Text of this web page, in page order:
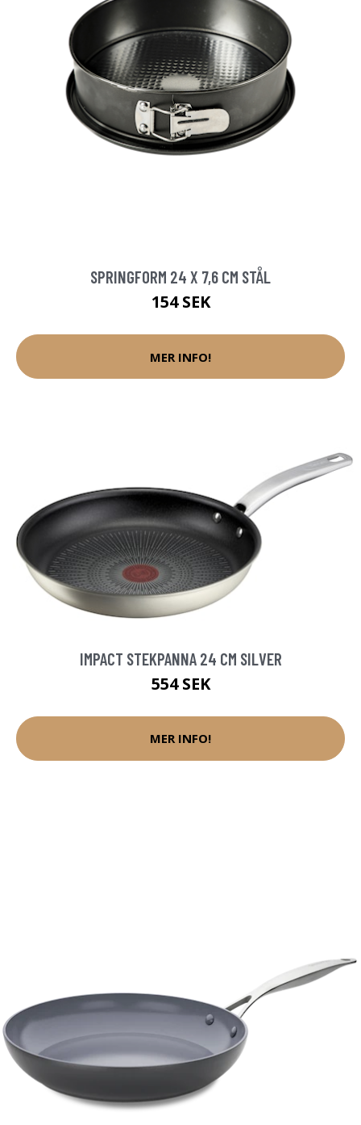
SPRINGFORM 24 X 7,6 CM STÅL
154 SEK
MER INFO!
IMPACT STEKPANNA 24 CM SILVER
554 SEK
MER INFO!